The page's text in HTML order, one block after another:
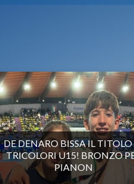
DE DENARO BISSA IL
TRICOLORI U15! BRONZO
PIANON